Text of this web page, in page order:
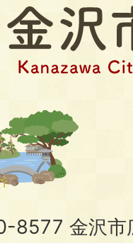
8577 金沢市